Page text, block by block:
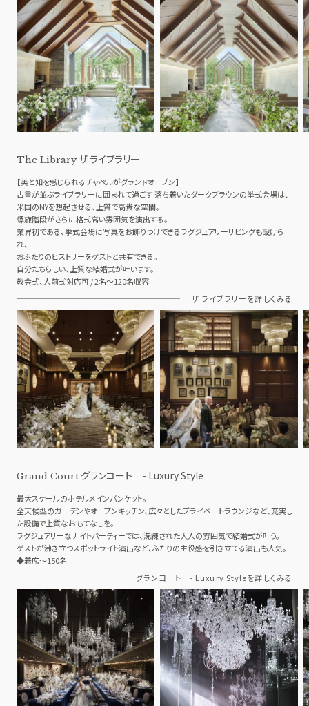
The Library ザ ライブラリー
【美と知を感じられるチャペルがグランドオープン】
古書が並ぶライブラリーに囲まれて過ごす 落ち着いたダークブラウンの挙式会場は、
米国のNYを想起させる、上質で高貴な空間。
螺旋階段がさらに格式高い雰囲気を演出する。
業界初である、挙式会場に写真をお飾りつけできるラグジュアリーリビングも設けら
れ、
おふたりのヒストリーをゲストと共有できる。
自分たちらしい、上質な結婚式が叶います。
教会式、人前式対応可 / 2名～120名収容
ザ ライブラリーを詳しくみる
Grand Court グランコート - Luxury Style
最大スケールのホテルメインバンケット。
全天候型のガーデンやオープンキッチン、広々としたプライベートラウンジなど、充実し
た設備で上質なおもてなしを。
ラグジュアリーなナイトパーティーでは、洗練された大人の雰囲気で結婚式が叶う。
ゲストが沸き立つスポットライト演出など、ふたりの主役感を引き立てる演出も人気。
◆着席～150名
グランコート - Luxury Styleを詳しくみる